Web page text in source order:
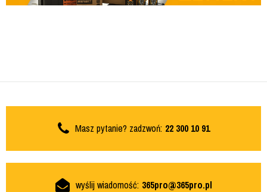
Masz pytanie? zadzwoń: 22 300 10 91
wyślij wiadomość: 365pro@365pro.pl